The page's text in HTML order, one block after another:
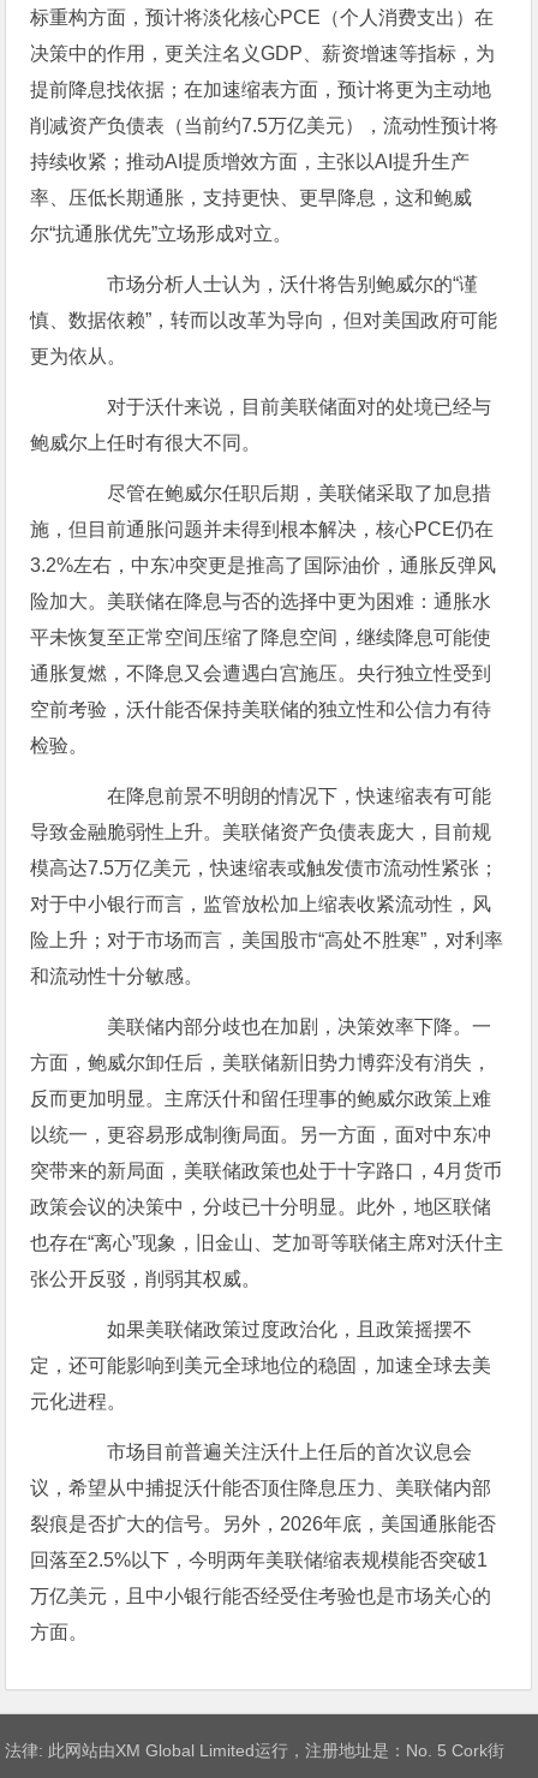
标重构方面，预计将淡化核心PCE（个人消费支出）在
决策中的作用，更关注名义GDP、薪资增速等指标，为
提前降息找依据；在加速缩表方面，预计将更为主动地
削减资产负债表（当前约7.5万亿美元），流动性预计将
持续收紧；推动AI提质增效方面，主张以AI提升生产
率、压低长期通胀，支持更快、更早降息，这和鲍威
尔“抗通胀优先”立场形成对立。
市场分析人士认为，沃什将告别鲍威尔的“谨
慎、数据依赖”，转而以改革为导向，但对美国政府可能
更为依从。
对于沃什来说，目前美联储面对的处境已经与
鲍威尔上任时有很大不同。
尽管在鲍威尔任职后期，美联储采取了加息措
施，但目前通胀问题并未得到根本解决，核心PCE仍在
3.2%左右，中东冲突更是推高了国际油价，通胀反弹风
险加大。美联储在降息与否的选择中更为困难：通胀水
平未恢复至正常空间压缩了降息空间，继续降息可能使
通胀复燃，不降息又会遭遇白宫施压。央行独立性受到
空前考验，沃什能否保持美联储的独立性和公信力有待
检验。
在降息前景不明朗的情况下，快速缩表有可能
导致金融脆弱性上升。美联储资产负债表庞大，目前规
模高达7.5万亿美元，快速缩表或触发债市流动性紧张；
对于中小银行而言，监管放松加上缩表收紧流动性，风
险上升；对于市场而言，美国股市“高处不胜寒”，对利率
和流动性十分敏感。
美联储内部分歧也在加剧，决策效率下降。一
方面，鲍威尔卸任后，美联储新旧势力博弈没有消失，
反而更加明显。主席沃什和留任理事的鲍威尔政策上难
以统一，更容易形成制衡局面。另一方面，面对中东冲
突带来的新局面，美联储政策也处于十字路口，4月货币
政策会议的决策中，分歧已十分明显。此外，地区联储
也存在“离心”现象，旧金山、芝加哥等联储主席对沃什主
张公开反驳，削弱其权威。
如果美联储政策过度政治化，且政策摇摆不
定，还可能影响到美元全球地位的稳固，加速全球去美
元化进程。
市场目前普遍关注沃什上任后的首次议息会
议，希望从中捕捉沃什能否顶住降息压力、美联储内部
裂痕是否扩大的信号。另外，2026年底，美国通胀能否
回落至2.5%以下，今明两年美联储缩表规模能否突破1
万亿美元，且中小银行能否经受住考验也是市场关心的
方面。
法律: 此网站由XM Global Limited运行，注册地址是：No. 5 Cork街